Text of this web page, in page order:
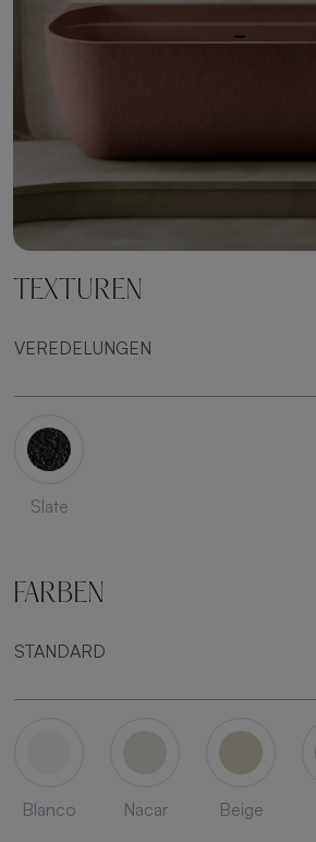
TEXTUREN
VEREDELUNGEN
Slate
FARBEN
STANDARD
Blanco Nacar Beige